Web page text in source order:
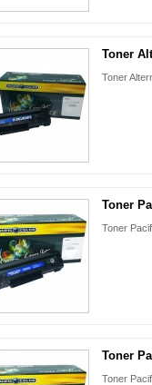
Toner
Toner
Toner
Toner
Toner
Toner